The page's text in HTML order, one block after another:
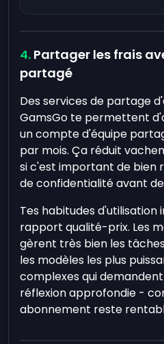
Partager les frais
partagé
Des services de partage
GamsGo te permettent
un compte d'équipe
par mois. Ça réduit
si c'est important de bien
de confidentialité avant
Tes habitudes d'utilisation
rapport qualité-prix. Les
gèrent très bien les
les modèles les plus
complexes qui
réflexion approfondie -
abonnement reste